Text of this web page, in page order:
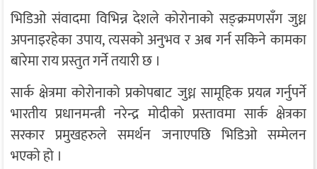
भिडिओ संवादमा विभिन्न देशले कोरोनाको सङ्क्रमणसँग जुध्न
अपनाइरहेका उपाय, त्यसको अनुभव र अब गर्न सकिने कामका
बारेमा राय प्रस्तुत गर्ने तयारी छ ।
सार्क क्षेत्रमा कोरोनाको प्रकोपबाट जुध्न सामूहिक प्रयत्न गर्नुपर्ने
भारतीय प्रधानमन्त्री नरेन्द्र मोदीको प्रस्तावमा सार्क क्षेत्रका
सरकार प्रमुखहरुले समर्थन जनाएपछि भिडिओ सम्मेलन
भएकाे हो ।